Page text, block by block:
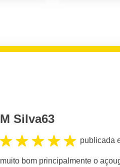
M Silva63
publicada
muito bom principalmente o